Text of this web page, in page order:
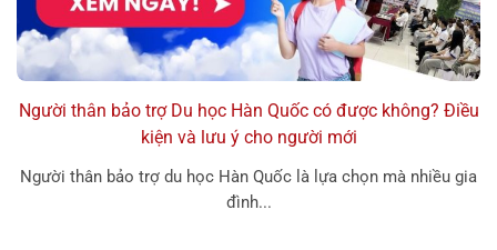
Người thân bảo trợ Du học Hàn Quốc có được không? Điều
kiện và lưu ý cho người mới
Người thân bảo trợ du học Hàn Quốc là lựa chọn mà nhiều gia
đình...